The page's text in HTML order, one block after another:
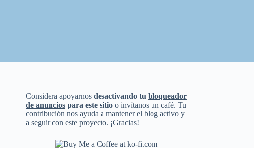
Considera apoyarnosdesactivando tubloqueador
de anuncios para este sitio o invítanos un café. Tu
contribución nos ayuda a mantener el blog activo y
a seguir con este proyecto. ¡Gracias!